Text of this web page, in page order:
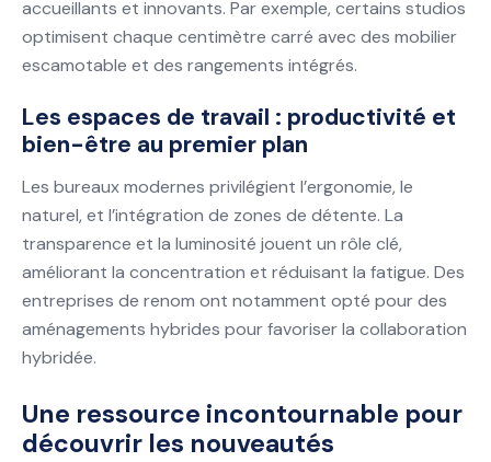
accueillants et innovants. Par exemple, certains studios
optimisent chaque centimètre carré avec des mobilier
escamotable et des rangements intégrés.
Les espaces de travail : productivité et
bien-être au premier plan
Les bureaux modernes privilégient l’ergonomie, le
naturel, et l’intégration de zones de détente. La
transparence et la luminosité jouent un rôle clé,
améliorant la concentration et réduisant la fatigue. Des
entreprises de renom ont notamment opté pour des
aménagements hybrides pour favoriser la collaboration
hybridée.
Une ressource incontournable pour
découvrir les nouveautés